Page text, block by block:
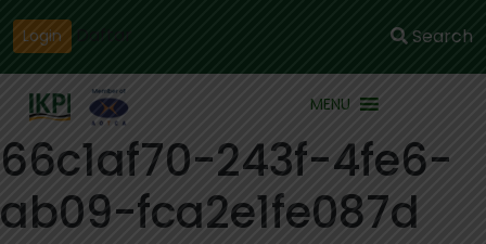
Login Search
MENU
66c1af70-243f-4fe6-
ab09-fca2e1fe087d